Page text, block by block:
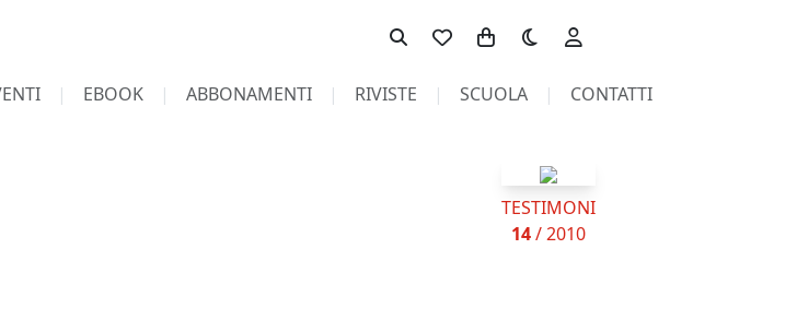
Toggle theme
EBOOK ABBONAMENTI RIVISTE SCUOLA CONTATTI
TESTIMONI
14/ 2010